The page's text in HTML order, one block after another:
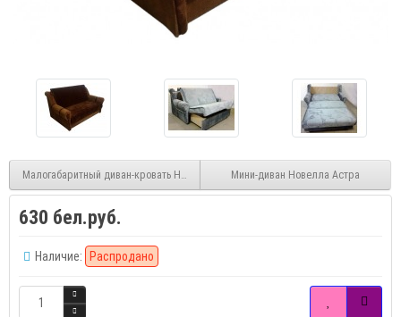
Малогабаритный диван-кровать Новелла рогожкаМини-диван Новелла Астра
630 бел.руб.
Наличие: Распродано